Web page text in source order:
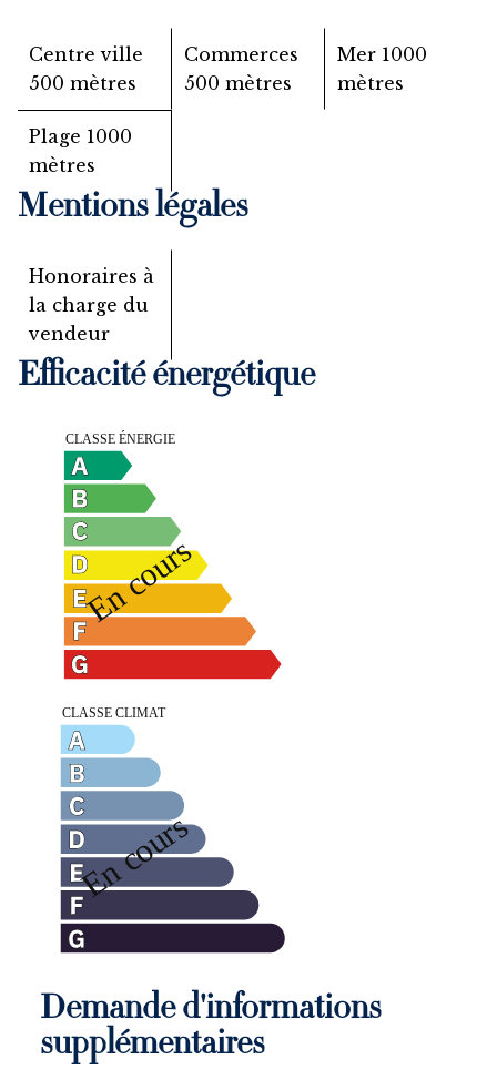
Centre ville
500 mètres
Commerces
500 mètres
Mer 1000
mètres
Plage 1000
mètres
Mentions légales
Honoraires à
la charge du
vendeur
Efficacité énergétique
Demande d'informations
supplémentaires